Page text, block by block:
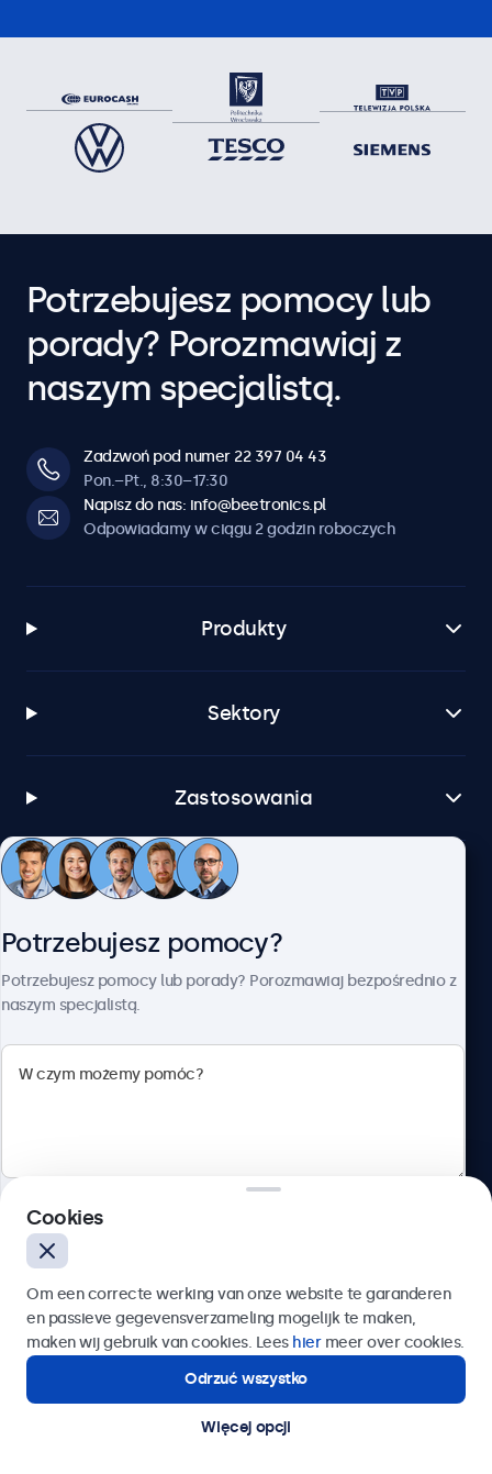
Potrzebujesz pomocy lub
porady? Porozmawiaj z
naszym specjalistą.
Zadzwoń pod numer 22 397 04 43
Pon.–Pt., 8:30–17:30
Napisz do nas: info@beetronics.pl
Odpowiadamy w ciągu 2 godzin roboczych
Produkty
Sektory
Zastosowania
Obsługa klienta
Polski
© 2026 Beetronics
Potrzebujesz pomocy?
Potrzebujesz pomocy lub porady? Porozmawiaj bezpośrednio z
naszym specjalistą.
Wyślij
Lub zadzwoń pod numer:22 397 04 43
Potrzebujesz pomocy?
Kontakt ze specjalistą.
Cookies
Om een correcte werking van onze website te garanderen
en passieve gegevensverzameling mogelijk te maken,
maken wij gebruik van cookies. Lees hiermeer over cookies.
Odrzuć wszystko
Więcej opcji